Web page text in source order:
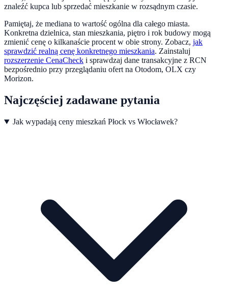
znaleźć kupca lub sprzedać mieszkanie w rozsądnym czasie.
Pamiętaj, że mediana to wartość ogólna dla całego miasta.
Konkretna dzielnica, stan mieszkania, piętro i rok budowy mogą
zmienić cenę o kilkanaście procent w obie strony. Zobacz, jak
sprawdzić realną cenę konkretnego mieszkania. Zainstaluj
rozszerzenie CenaCheck i sprawdzaj dane transakcyjne z RCN
bezpośrednio przy przeglądaniu ofert na Otodom, OLX czy
Morizon.
Najczęściej zadawane pytania
Jak wypadają ceny mieszkań Płock vs Włocławek?